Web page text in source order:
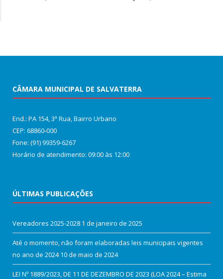
CÂMARA MUNICIPAL DE SALVATERRA
End.: PA 154, 3ª Rua, Bairro Urbano
CEP: 68860‑000
Fone: (91) 99359-6267
Horário de atendimento: 09:00 às 12:00
ÚLTIMAS PUBLICAÇÕES
Vereadores 2025-2028 1 de janeiro de 2025
Até o momento, não foram elaboradas leis municipais vigentes
no ano de 2024 10 de maio de 2024
LEI Nº 1889/2023, DE 11 DE DEZEMBRO DE 2023 (LOA 2024 – Estima